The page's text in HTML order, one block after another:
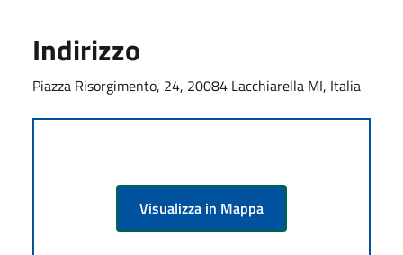
Indirizzo
Piazza Risorgimento, 24, 20084 Lacchiarella MI, Italia
Visualizza in Mappa